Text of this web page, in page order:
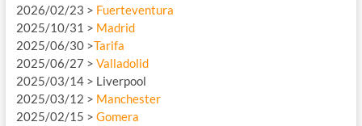
2026/02/23 > Fuerteventura
2025/10/31 > Madrid
2025/06/30 >Tarifa
2025/06/27 > Valladolid
2025/03/14 > Liverpool
2025/03/12 > Manchester
2025/02/15 > Gomera